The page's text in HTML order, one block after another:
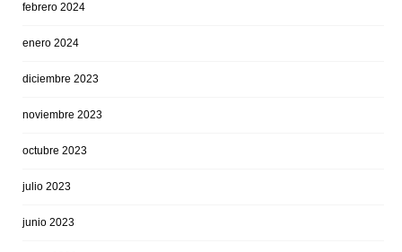
febrero 2024
enero 2024
diciembre 2023
noviembre 2023
octubre 2023
julio 2023
junio 2023